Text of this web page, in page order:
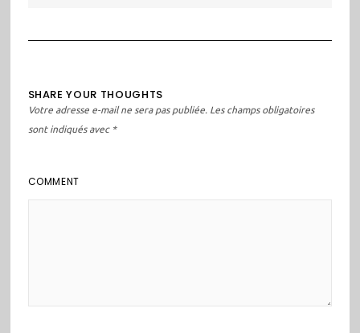
SHARE YOUR THOUGHTS
Votre adresse e-mail ne sera pas publiée. Les champs obligatoires
sont indiqués avec *
COMMENT